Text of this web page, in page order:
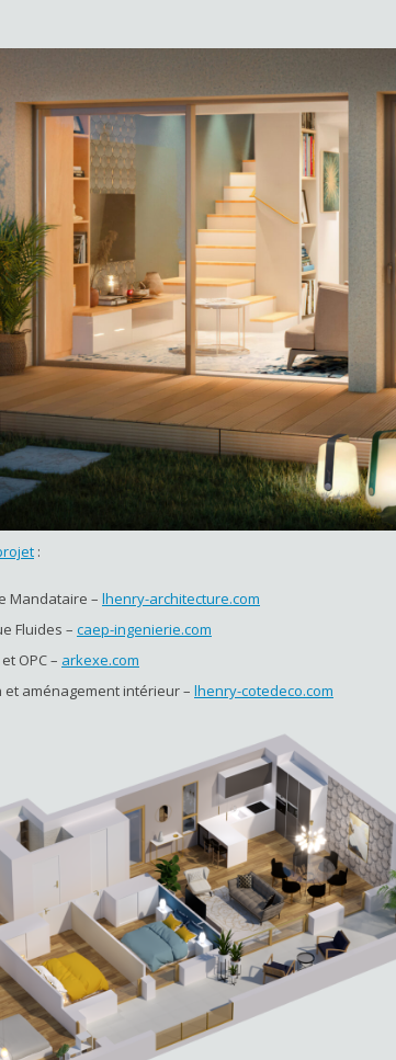
:
Mandataire – lhenry-architecture.com
Fluides – caep-ingenierie.com
OPC – arkexe.com
et aménagement intérieur – lhenry-cotedeco.com